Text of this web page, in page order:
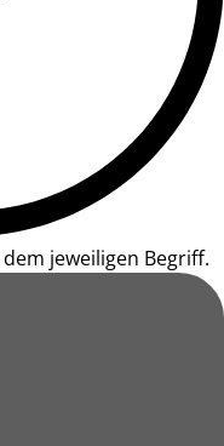
jeweiligen Begriff.